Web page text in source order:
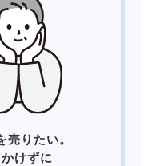
売りたい。
けずに